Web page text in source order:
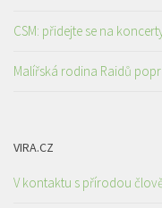
CSM: přidejte se na
Malířská rodina Raidů
VIRA.CZ
V kontaktu s přírodou